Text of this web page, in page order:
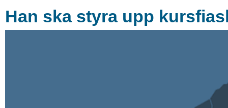
Han ska styra upp